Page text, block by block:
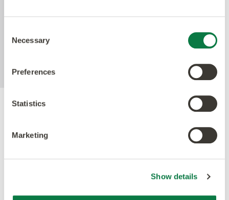
Selection
Necessary
Preferences
Statistics
Marketing
Show details
und reduziert nachweislich die vorhandenen
Bakterien innerhalb von 24 Stunden um mehr als